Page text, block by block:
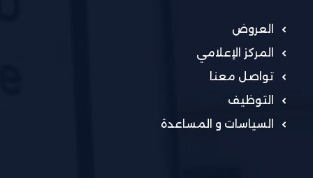
العروض
المركز الإعلامي
تواصل معنا
التوظيف
السياسات و المساعدة